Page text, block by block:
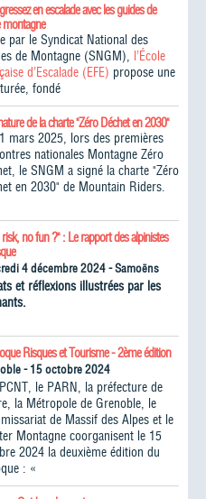
en escalade avec les guides de
montagne
par le Syndicat National des
de Montagne (SNGM), l’École
d’Escalade (EFE) propose une
fondé
de la charte "Zéro Déchet en 2030"
mars 2025, lors des premières
nationales Montagne Zéro
le SNGM a signé la charte "Zéro
en 2030" de Mountain Riders.
no fun ?" : Le rapport des alpinistes
4 décembre 2024 - Samoëns
et réflexions illustrées par les
Risques et Tourisme - 2ème édition
- 15 octobre 2024
le PARN, la préfecture de
la Métropole de Grenoble, le
de Massif des Alpes et le
Montagne coorganisent le 15
2024 la deuxième édition du
: «